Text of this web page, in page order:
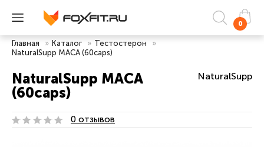
0
Главная » Каталог » Тестостерон
»
NaturalSupp MACA (60caps)
NaturalSupp MACA
(60caps)
NaturalSupp
0 отзывов